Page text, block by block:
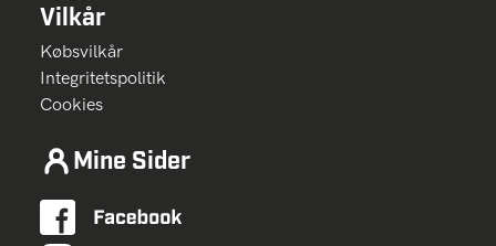
Vilkår
Købsvilkår
Integritetspolitik
Cookies
Mine Sider